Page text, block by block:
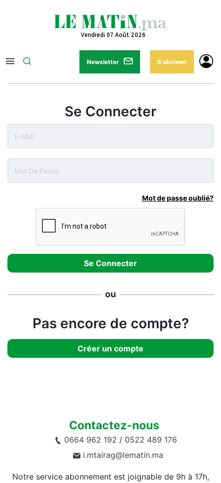
Vendredi 07 Août 2026
Newsletter S'abonner
Se Connecter
Mot de passe oublié?
ou
Pas encore de compte?
Créer un compte
Contactez-nous
0664 962 192 / 0522 489 176
i.mtairag@lematin.ma
Notre service abonnement est joignable de 9h à 17h,